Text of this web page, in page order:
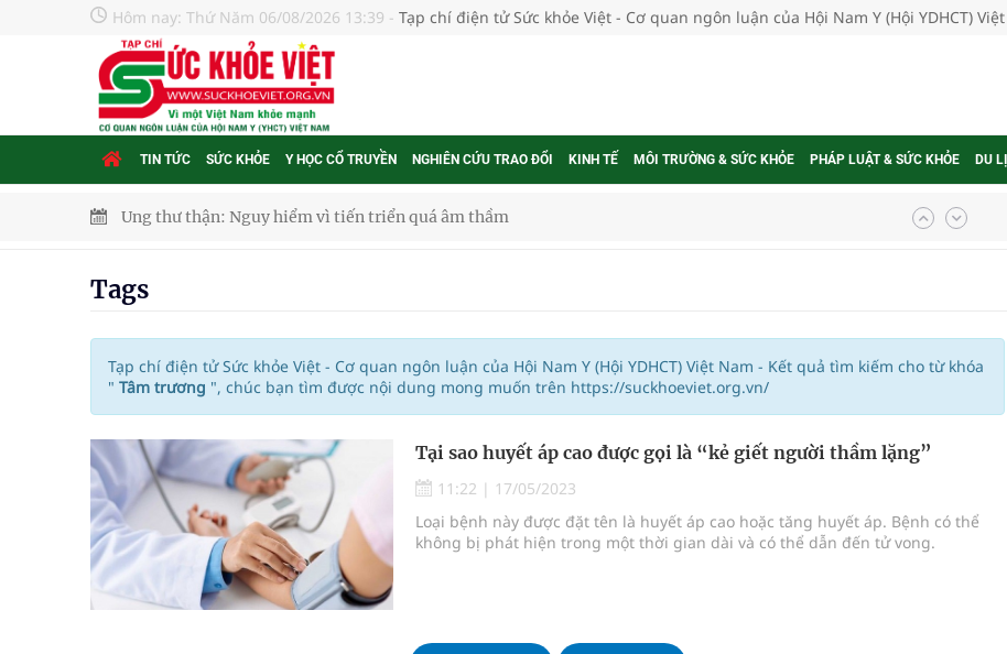
Hôm nay: Thứ Năm 06/08/2026 13:39 - Tạp chí điện tử Sức khỏe Việt - Cơ quan ngôn luận của Hội Nam Y (Hội YDHCT)
TIN TỨC SỨC KHỎE Y HỌC CỔ TRUYỀN NGHIÊN CỨU TRAO ĐỔI KINH TẾ MÔI TRƯỜNG & SỨC KHỎE PHÁP LUẬT & SỨC KHỎE DU
Ung thư thận: Nguy hiểm vì tiến triển quá âm thầm
Lâm Đồng: Quyết tâm đưa sân bay Liên Khương trở lại khai thác vào ngày 19/8
Pháp luật – Sức khỏe – Doanh nghiệp: Tìm giải pháp tăng cường chống hàng giả và gian lận thương
mại
Ngày hoạt động đầu tiên, Bệnh viện Phụ sản Trung ương cơ sở 2 đón hơn 500 lượt khám
Dự báo thời tiết ngày 06/8/2026: Bắc Bộ có mưa dông rải rác.
Quảng Trị: Phát huy vai trò của chính quyền địa phương hai cấp trong quản lý hoạt động nha khoa,
Tags
Tạp chí điện tử Sức khỏe Việt - Cơ quan ngôn luận của Hội Nam Y (Hội YDHCT) Việt Nam - Kết quả tìm kiếm cho từ khóa
" Tâm trương ", chúc bạn tìm được nội dung mong muốn trên https://suckhoeviet.org.vn/
Tại sao huyết áp cao được gọi là “kẻ giết người thầm lặng”
11:22 | 17/05/2023
Loại bệnh này được đặt tên là huyết áp cao hoặc tăng huyết áp. Bệnh có thể
không bị phát hiện trong một thời gian dài và có thể dẫn đến tử vong.